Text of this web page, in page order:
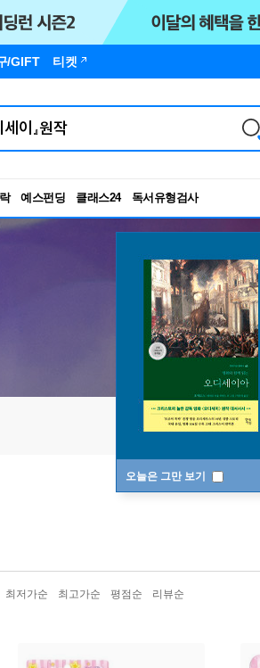
/GIFT 티켓
예스펀딩 클래스24
RBTI Lab
독서유형검사
오늘은 그만 보기
최저가순 최고가순 평점순 리뷰순